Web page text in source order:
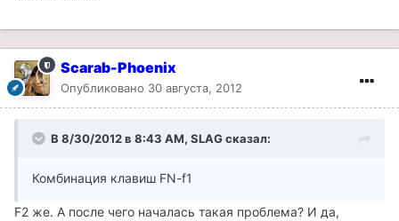
Scarab-Phoenix
Опубликовано 30 августа, 2012
В 8/30/2012 в 8:43 AM, SLAG сказал:
Комбинация клавиш FN-f1
F2 же. А после чего началась такая проблема? И да,